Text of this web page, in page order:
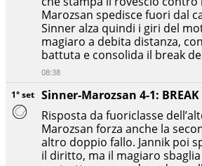
1° set Sinner-Marozsan 4-1: BREAK
Risposta da fuoriclasse
Marozsan forza anche la
altro doppio fallo. Jannik poi
il diritto, ma il magiaro
Marozsan spedisce fuori dal
Sinner alza quindi i giri del
magiaro a debita distanza,
battuta e consolida il break
08:38